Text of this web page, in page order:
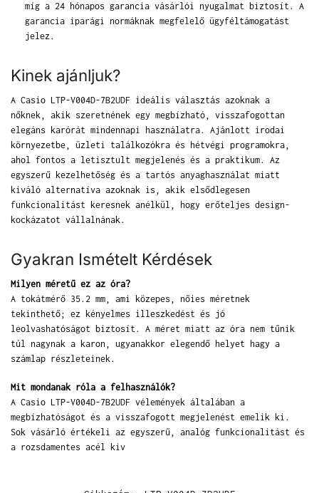
míg a 24 hónapos garancia vásárlói nyugalmat biztosít. A
garancia iparági normáknak megfelelő ügyféltámogatást
jelez.
Kinek ajánljuk?
A Casio LTP-V004D-7B2UDF ideális választás azoknak a
nőknek, akik szeretnének egy megbízható, visszafogottan
elegáns karórát mindennapi használatra. Ajánlott irodai
környezetbe, üzleti találkozókra és hétvégi programokra,
ahol fontos a letisztult megjelenés és a praktikum. Az
egyszerű kezelhetőség és a tartós anyaghasználat miatt
kiváló alternatíva azoknak is, akik elsődlegesen
funkcionalitást keresnek anélkül, hogy erőteljes design-
kockázatot vállalnának.
Gyakran Ismételt Kérdések
Milyen méretű ez az óra?
A tokátmérő 35.2 mm, ami közepes, nőies méretnek
tekinthető; ez kényelmes illeszkedést és jó
leolvashatóságot biztosít. A méret miatt az óra nem tűnik
túl nagynak a karon, ugyanakkor elegendő helyet hagy a
számlap részleteinek.
Mit mondanak róla a felhasználók?
A Casio LTP-V004D-7B2UDF vélemények általában a
megbízhatóságot és a visszafogott megjelenést emelik ki.
Sok vásárló értékeli az egyszerű, analóg funkcionalitást és
a rozsdamentes acél kiv